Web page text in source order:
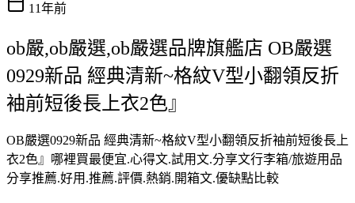
11年前
ob嚴,ob嚴選,ob嚴選品牌旗艦店 OB嚴選
0929新品 經典清新~格紋V型小翻領反折
袖前短後長上衣2色』
OB嚴選0929新品 經典清新~格紋V型小翻領反折袖前短後長上
衣2色』哪裡買最便宜.心得文.試用文.分享文行李箱/旅遊用品
分享推薦.好用.推薦.評價.熱銷.開箱文.優缺點比較